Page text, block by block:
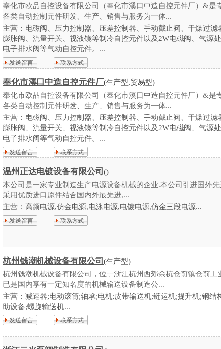
奉化市欧品自控设备有限公司（奉化市溪口中造自控元件厂）&是
各类自动控制元件研发、生产、销售与服务为一体...
主营： 电磁阀、压力控制器、压差控制器、手动截止阀、干燥过滤
膨胀阀、流量开关、视液镜等制冷自控元件以及2W电磁阀、气源
电子排水阀等气动自控元件。...
发送留言 联系方式
奉化市溪口中造自控元件厂(生产型,贸易型)
奉化市欧品自控设备有限公司（奉化市溪口中造自控元件厂）&是
各类自动控制元件研发、生产、销售与服务为一体...
主营： 电磁阀、压力控制器、压差控制器、手动截止阀、干燥过滤
膨胀阀、流量开关、视液镜等制冷自控元件以及2W电磁阀、气源
电子排水阀等气动自控元件。...
发送留言 联系方式
温州正达电镀设备有限公司 ()
本公司是一家专业制造生产电源设备机械的企业.本公司引进国外
采用优质进口原件结合国内外最先进,...
主营： 高频电源,仿金电源,电泳电源,电镀电源,仿金三段电源...
发送留言 联系方式
杭州钱潮机械设备有限公司 (生产型)
杭州钱潮机械设备有限公司，位于浙江杭州西郊余杭仓前镇仓前工
已是国内享有一定知名度的机械输送设备制造公...
主营： 减速器;电动滚筒;轴承;电机;皮带输送机;链运机;提升机;钢结
助设备;螺旋输送机...
发送留言 联系方式